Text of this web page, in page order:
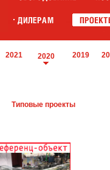
2021 2020 2019
Типовые проекты